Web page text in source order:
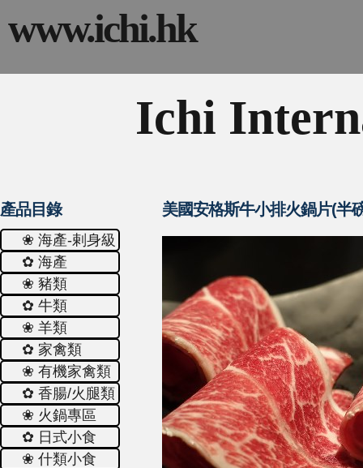
www.ichi.hk
Ichi
產品目錄
❀ 海產-剌身級
✿ 海產
❀ 豬類
✿ 牛類
❀ 羊類
✿ 家禽類
❀ 有機家禽類
✿ 香腸/火腿類
❀ 火鍋專區
✿ 日式小食
❀ 什類小食
美國安格斯牛小排火鍋片(半